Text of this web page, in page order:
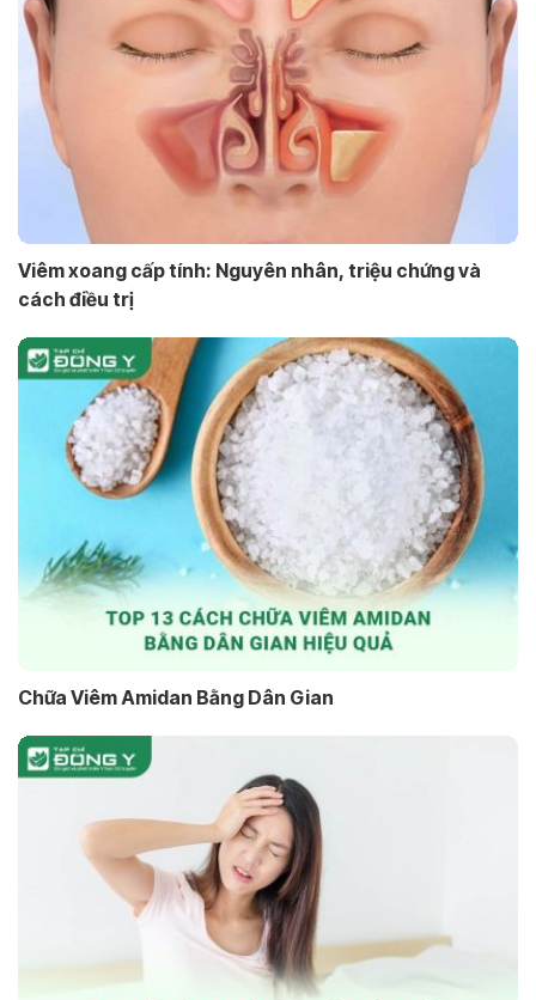
Viêm xoang cấp tính: Nguyên nhân, triệu chứng và
cách điều trị
Chữa Viêm Amidan Bằng Dân Gian